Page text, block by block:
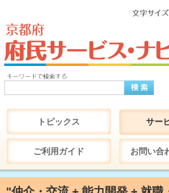
トピックス サー
ご利用ガイド お問い合